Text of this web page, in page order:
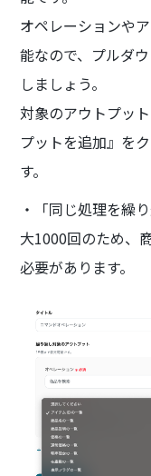
オペレーションや
能なので、プルダ
しましょう。
対象のアウトプッ
プットを追加』を
す。
・「同じ処理を繰
大1000回のため、
必要があります。